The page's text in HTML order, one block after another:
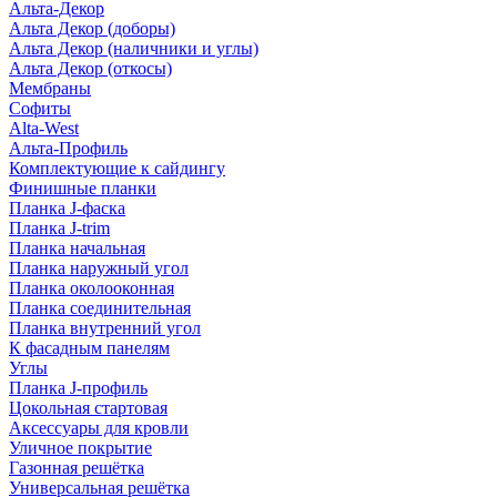
Альта-Декор
Альта Декор (доборы)
Альта Декор (наличники и углы)
Альта Декор (откосы)
Мембраны
Софиты
Alta-West
Альта-Профиль
Комплектующие к сайдингу
Финишные планки
Планка J-фаска
Планка J-trim
Планка начальная
Планка наружный угол
Планка околооконная
Планка соединительная
Планка внутренний угол
К фасадным панелям
Углы
Планка J-профиль
Цокольная стартовая
Аксессуары для кровли
Уличное покрытие
Газонная решётка
Универсальная решётка